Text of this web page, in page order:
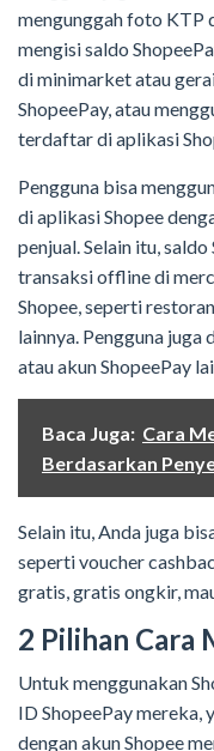
mengunggah foto KTP
mengisi saldo
di minimarket atau
ShopeePay, atau
terdaftar di aplikasi
Pengguna bisa
di aplikasi Shopee
penjual. Selain itu,
transaksi offline di
Shopee, seperti
lainnya. Pengguna
atau akun ShopeePay
Baca Juga: Cara
Berdasarkan
Selain itu, Anda juga
seperti voucher
gratis, gratis ongkir,
2 Pilihan Cara
Untuk menggunakan
ID ShopeePay
dengan akun Shopee